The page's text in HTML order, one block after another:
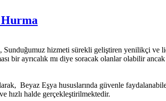
hizmeti sürekli geliştiren yenilikçi ve
bir ayrıcalık mı diye soracak olanlar olabilir
Beyaz Eşya hususlarında güvenle
hızlı halde gerçekleştirilmektedir.